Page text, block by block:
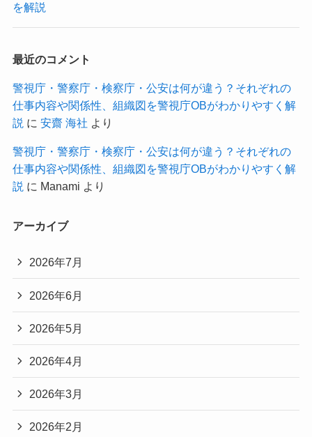
を解説
最近のコメント
警視庁・警察庁・検察庁・公安は何が違う？それぞれの
仕事内容や関係性、組織図を警視庁OBがわかりやすく解
説 に 安齋 海社 より
警視庁・警察庁・検察庁・公安は何が違う？それぞれの
仕事内容や関係性、組織図を警視庁OBがわかりやすく解
説 に Manami より
アーカイブ
2026年7月
2026年6月
2026年5月
2026年4月
2026年3月
2026年2月